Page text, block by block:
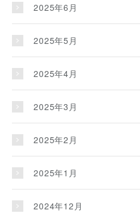
2025年6月
2025年5月
2025年4月
2025年3月
2025年2月
2025年1月
2024年12月